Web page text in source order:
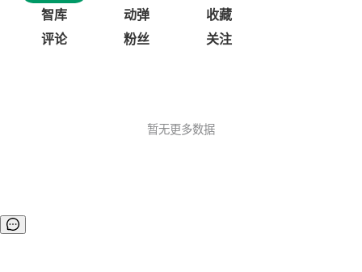
智库
动弹
收藏
评论
粉丝 关注
暂无更多数据